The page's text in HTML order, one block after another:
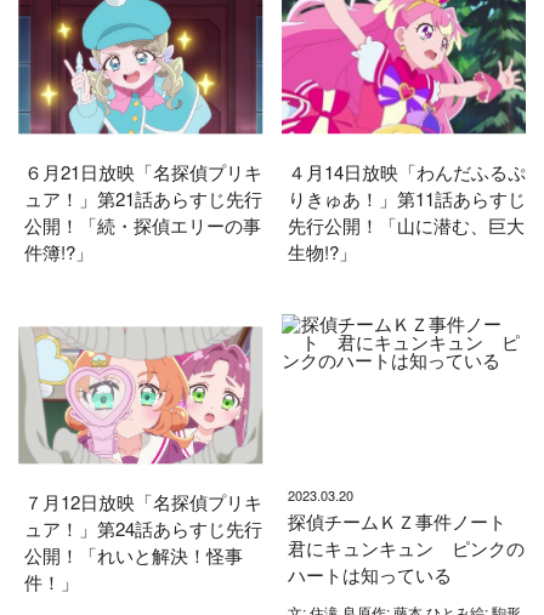
６月21日放映「名探偵プリキ
ュア！」第21話あらすじ先行
公開！「続・探偵エリーの事
件簿!?」
４月14日放映「わんだふるぷ
りきゅあ！」第11話あらすじ
先行公開！「山に潜む、巨大
生物!?」
７月12日放映「名探偵プリキ
ュア！」第24話あらすじ先行
公開！「れいと解決！怪事
件！」
2023.03.20
探偵チームＫＺ事件ノート
君にキュンキュン ピンクの
ハートは知っている